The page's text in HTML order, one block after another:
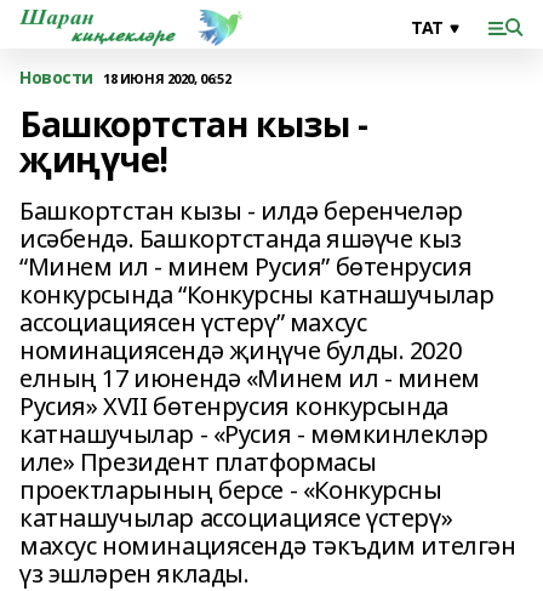
Новости 18 ИЮНЯ 2020, 06:52
Башкортстан кызы -
җиңүче!
Башкортстан кызы - илдә беренчеләр
исәбендә. Башкортстанда яшәүче кыз
“Минем ил - минем Русия” бөтенрусия
конкурсында “Конкурсны катнашучылар
ассоциациясен үстерү” махсус
номинациясендә җиңүче булды. 2020
елның 17 июнендә «Минем ил - минем
Русия» XVII бөтенрусия конкурсында
катнашучылар - «Русия - мөмкинлекләр
иле» Президент платформасы
проектларының берсе - «Конкурсны
катнашучылар ассоциациясе үстерү»
махсус номинациясендә тәкъдим ителгән
үз эшләрен яклады.